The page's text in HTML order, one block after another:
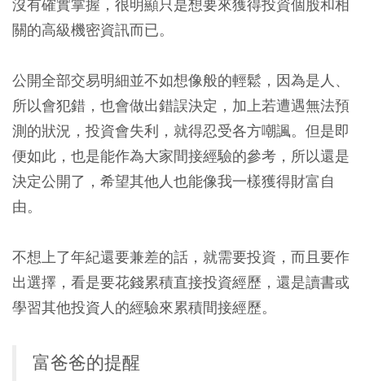
沒有確實掌握，很明顯只是想要來獲得投資個股和相
關的高級機密資訊而已。
公開全部交易明細並不如想像般的輕鬆，因為是人、
所以會犯錯，也會做出錯誤決定，加上若遭遇無法預
測的狀況，投資會失利，就得忍受各方嘲諷。但是即
便如此，也是能作為大家間接經驗的參考，所以還是
決定公開了，希望其他人也能像我一樣獲得財富自
由。
不想上了年紀還要兼差的話，就需要投資，而且要作
出選擇，看是要花錢累積直接投資經歷，還是讀書或
學習其他投資人的經驗來累積間接經歷。
富爸爸的提醒